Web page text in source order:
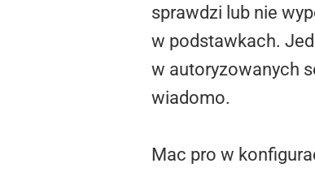
sprawdzi lub nie
w podstawkach.
w autoryzowanych
wiadomo.
Mac pro w